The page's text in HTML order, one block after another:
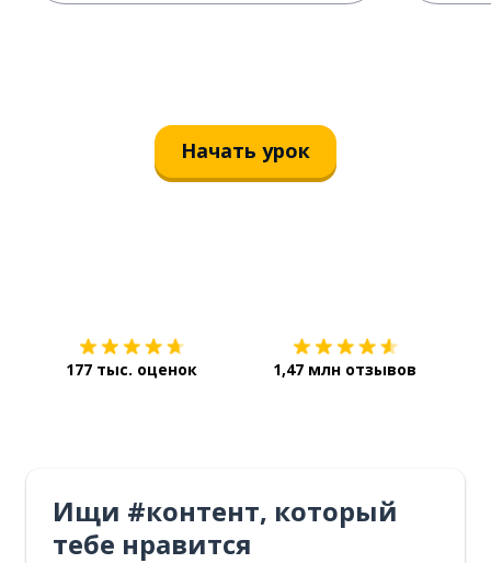
Начать урок
177 тыс. оценок 1,47 млн отзывов
Ищи #контент, который
тебе нравится